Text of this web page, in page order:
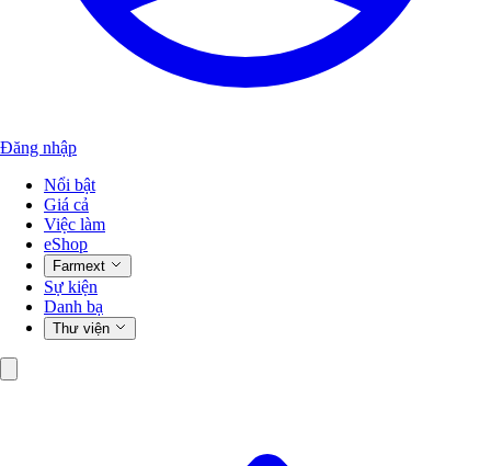
Đăng nhập
Nổi bật
Giá cả
Việc làm
eShop
Farmext
Sự kiện
Danh bạ
Thư viện